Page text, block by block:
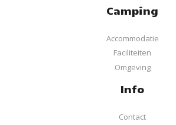
Camping
Accommodatie
Faciliteiten
Omgeving
Info
Contact